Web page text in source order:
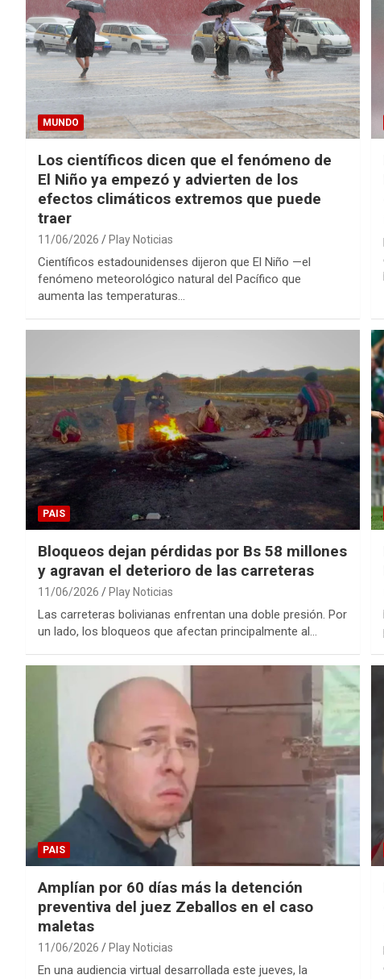
MUNDO
Los científicos dicen que el fenómeno de
El Niño ya empezó y advierten de los
efectos climáticos extremos que puede
traer
11/06/2026 Play Noticias
Científicos estadounidenses dijeron que El Niño —el
fenómeno meteorológico natural del Pacífico que
aumenta las temperaturas…
PAIS
Bloqueos dejan pérdidas por Bs 58 millones
y agravan el deterioro de las carreteras
11/06/2026 Play Noticias
Las carreteras bolivianas enfrentan una doble presión. Por
un lado, los bloqueos que afectan principalmente al…
PAIS
Amplían por 60 días más la detención
preventiva del juez Zeballos en el caso
maletas
11/06/2026 Play Noticias
En una audiencia virtual desarrollada este jueves, la